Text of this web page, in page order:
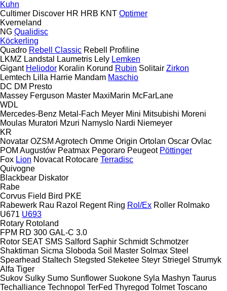
Kuhn
Cultimer Discover HR HRB KNT Optimer
Kverneland
NG Qualidisc
Köckerling
Quadro Rebell Classic Rebell Profiline
LKMZ Landstal Laumetris Lely Lemken
Gigant Heliodor Koralin Korund Rubin Solitair Zirkon
Lemtech Lilla Harrie Mandam Maschio
DC DM Presto
Massey Ferguson Master MaxiMarin McFarLane
WDL
Mercedes-Benz Metal-Fach Meyer Mini Mitsubishi Moreni
Moulas Muratori Mzuri Namyslo Nardi Niemeyer
KR
Novatar OZSM Agrotech Omme Origin Ortolan Oscar Ovlac
POM Augustów Peatmax Pegoraro Peugeot Pöttinger
Fox Lion Novacat Rotocare Terradisc
Quivogne
Blackbear Diskator
Rabe
Corvus Field Bird PKE
Rabewerk Rau Razol Regent Ring Rol/Ex Roller Rolmako
U671 U693
Rotary Rotoland
FPM RD 300 GAL-C 3.0
Rotor SEAT SMS Salford Saphir Schmidt Schmotzer
Shaktiman Sicma Sloboda Soil Master Solmax Steel
Spearhead Staltech Stegsted Steketee Steyr Striegel Strumyk
Alfa Tiger
Sukov Sulky Sumo Sunflower Suokone Syla Mashyn Taurus
Techalliance Technopol TerFed Thyregod Tolmet Toscano